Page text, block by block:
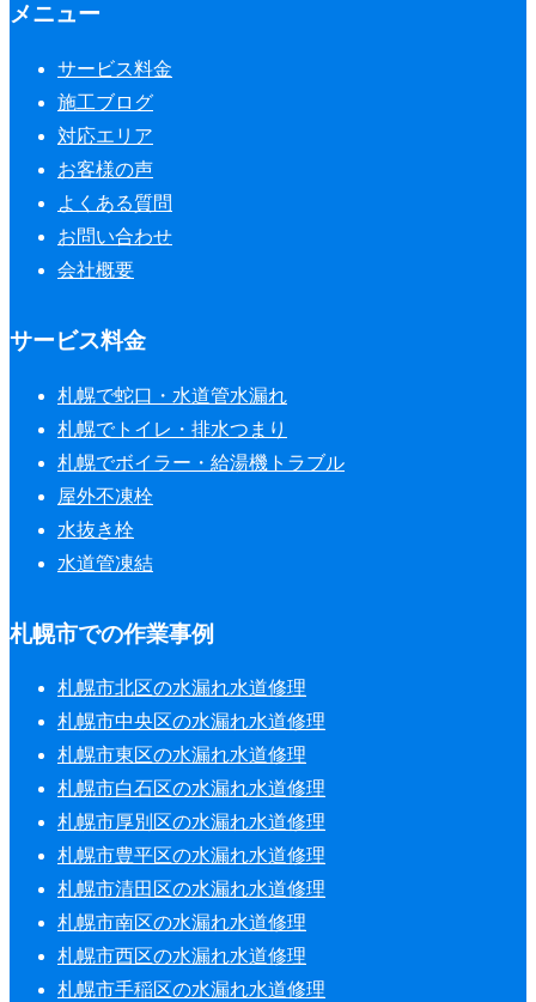
メニュー
サービス料金
施工ブログ
対応エリア
お客様の声
よくある質問
お問い合わせ
会社概要
サービス料金
札幌で蛇口・水道管水漏れ
札幌でトイレ・排水つまり
札幌でボイラー・給湯機トラブル
屋外不凍栓
水抜き栓
水道管凍結
札幌市での作業事例
札幌市北区の水漏れ水道修理
札幌市中央区の水漏れ水道修理
札幌市東区の水漏れ水道修理
札幌市白石区の水漏れ水道修理
札幌市厚別区の水漏れ水道修理
札幌市豊平区の水漏れ水道修理
札幌市清田区の水漏れ水道修理
札幌市南区の水漏れ水道修理
札幌市西区の水漏れ水道修理
札幌市手稲区の水漏れ水道修理